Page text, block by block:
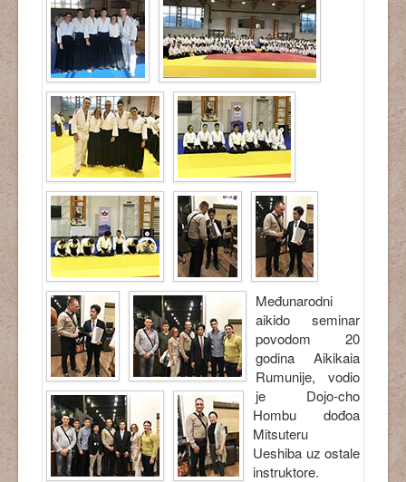
Video
Kultura
Međunarodni
aikido seminar
povodom 20
godina Aikikaia
Rumunije, vodio
je Dojo-cho
Hombu dođoa
Mitsuteru
Ueshiba uz ostale
instruktore.